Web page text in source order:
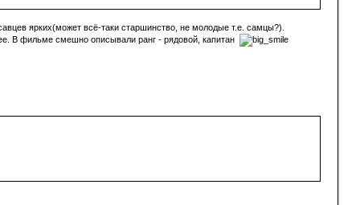
ярких(может всё-таки старшинство, не молодые т.е. самцы?).
В фильме смешно описывали ранг - рядовой, капитан